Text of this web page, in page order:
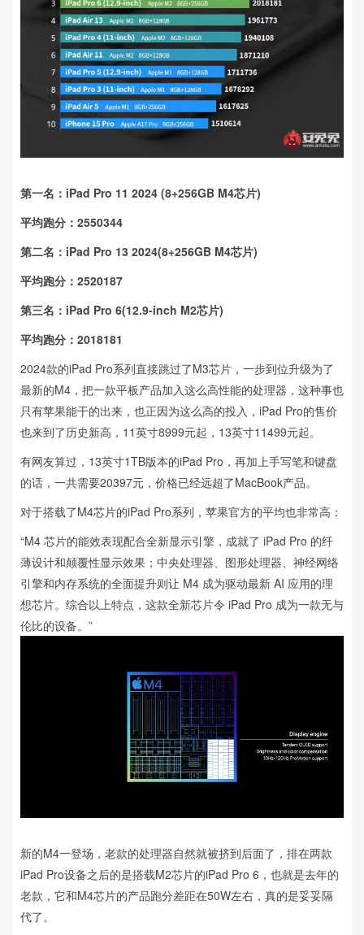
第一名：iPad Pro 11 2024 (8+256GB M4芯片)
平均跑分：2550344
第二名：iPad Pro 13 2024(8+256GB M4芯片)
平均跑分：2520187
第三名：iPad Pro 6(12.9-inch M2芯片)
平均跑分：2018181
2024款的iPad Pro系列直接跳过了M3芯片，一步到位升级为了
最新的M4，把一款平板产品加入这么高性能的处理器，这种事也
只有苹果能干的出来，也正因为这么高的投入，iPad Pro的售价
也来到了历史新高，11英寸8999元起，13英寸11499元起。
有网友算过，13英寸1TB版本的iPad Pro，再加上手写笔和键盘
的话，一共需要20397元，价格已经远超了MacBook产品。
对于搭载了M4芯片的iPad Pro系列，苹果官方的平均也非常高：
“M4 芯片的能效表现配合全新显示引擎，成就了 iPad Pro 的纤
薄设计和颠覆性显示效果；中央处理器、图形处理器、神经网络
引擎和内存系统的全面提升则让 M4 成为驱动最新 AI 应用的理
想芯片。综合以上特点，这款全新芯片令 iPad Pro 成为一款无与
伦比的设备。”
新的M4一登场，老款的处理器自然就被挤到后面了，排在两款
iPad Pro设备之后的是搭载M2芯片的iPad Pro 6，也就是去年的
老款，它和M4芯片的产品跑分差距在50W左右，真的是妥妥隔
代了。